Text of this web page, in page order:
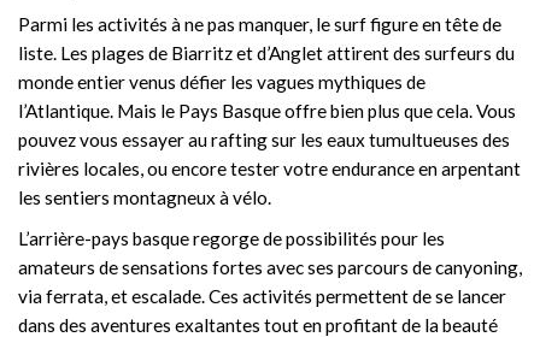
Parmi les activités à ne pas manquer, le surf figure en tête de
liste. Les plages de Biarritz et d’Anglet attirent des surfeurs du
monde entier venus défier les vagues mythiques de
l’Atlantique. Mais le Pays Basque offre bien plus que cela. Vous
pouvez vous essayer au rafting sur les eaux tumultueuses des
rivières locales, ou encore tester votre endurance en arpentant
les sentiers montagneux à vélo.
L’arrière-pays basque regorge de possibilités pour les
amateurs de sensations fortes avec ses parcours de canyoning,
via ferrata, et escalade. Ces activités permettent de se lancer
dans des aventures exaltantes tout en profitant de la beauté